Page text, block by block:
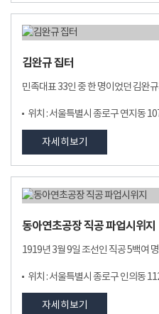
김완규 집터
민족대표 33인 중 한 명이었던 김완
위치 : 서울특별시 종로구 연지동
자세히보기
동아연초공장 직공 파업시위지
1919년 3월 9일 조선인 직공 5백여
위치 : 서울특별시 종로구 인의동
자세히보기